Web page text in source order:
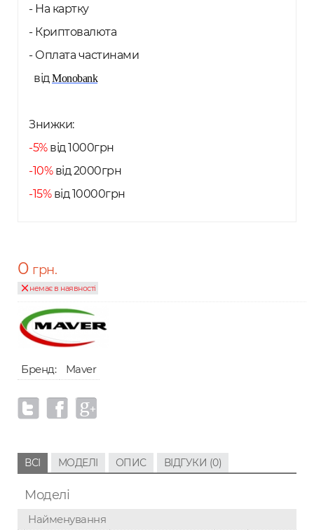
- На картку
- Криптовалюта
- Оплата частинами
відMonobank
Знижки:
-5%від 1000грн
-10%від 2000грн
-15%від 10000грн
0 грн.
немає в наявності
Бренд: Maver
ВСІ МОДЕЛІ ОПИС ВІДГУКИ (0)
Моделі
Найменування